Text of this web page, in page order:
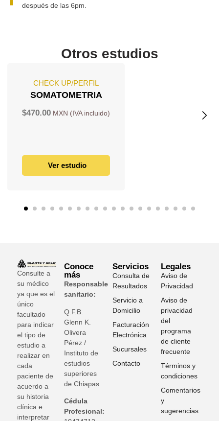
después de las 6pm.
Otros estudios
CHECK UP/PERFIL
SOMATOMETRIA
$470.00
Ver estudio
Consulte a
su médico
ya que es el
único
facultado
para indicar
el tipo de
estudio a
realizar en
cada
paciente de
acuerdo a
su historia
clínica e
interpretar
Conoce
más
Responsable
sanitario:
Q.F.B.
Glenn K
Olivera
Pérez /
Instituto de
estudios
superiores
de Chiapas
Cédula
Profesional:
Servicios
Consulta de
Resultados
Servicio a
Domicilio
Facturación
Electrónica
Sucursales
Contacto
Legales
Aviso de
Privacidad
Aviso de
privacidad
del
programa
de cliente
frecuente
Términos y
condiciones
Comentarios
y
sugerencias